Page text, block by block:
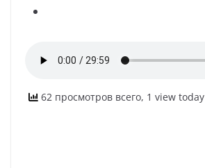
62 просмотров всего, 1 view today